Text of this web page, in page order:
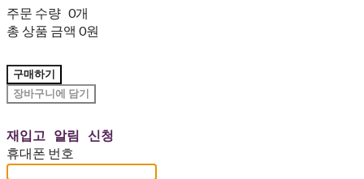
주문 수량 0개
총 상품 금액 0원
구매하기
장바구니에 담기
재입고 알림 신청
휴대폰 번호